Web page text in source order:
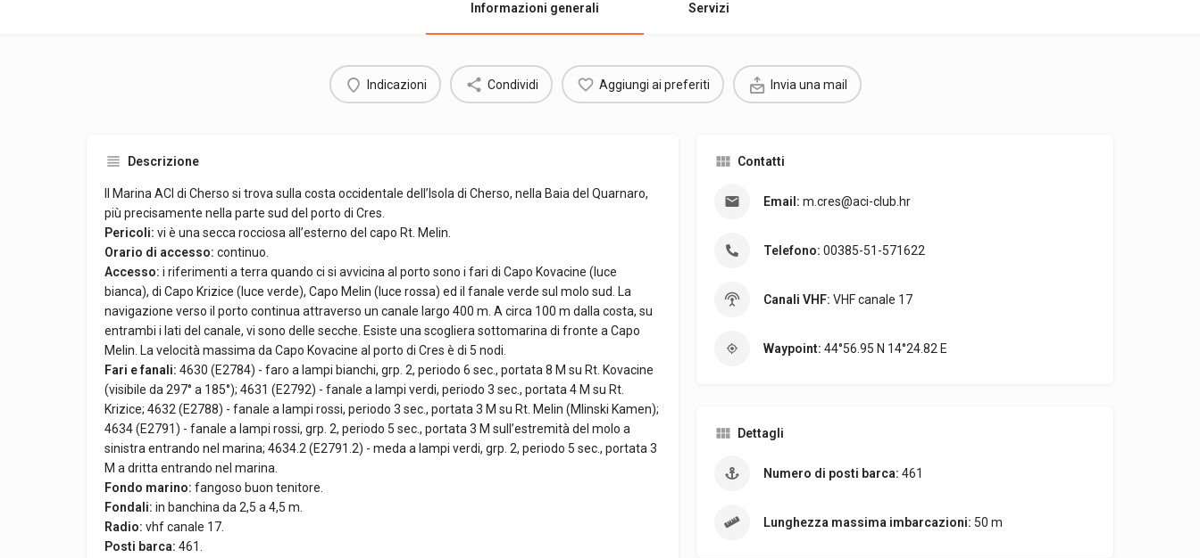
Informazioni generali Servizi
Indicazioni Condividi Aggiungi ai preferiti Invia una mail
Descrizione
Il Marina ACI di Cherso si trova sulla costa occidentale dell’Isola di Cherso, nella Baia del Quarnaro,
più precisamente nella parte sud del porto di Cres.
Pericoli: vi è una secca rocciosa all’esterno del capo Rt. Melin.
Orario di accesso: continuo.
Accesso: i riferimenti a terra quando ci si avvicina al porto sono i fari di Capo Kovacine (luce
bianca), di Capo Krizice (luce verde), Capo Melin (luce rossa) ed il fanale verde sul molo sud. La
navigazione verso il porto continua attraverso un canale largo 400 m. A circa 100 m dalla costa, su
entrambi i lati del canale, vi sono delle secche. Esiste una scogliera sottomarina di fronte a Capo
Melin. La velocità massima da Capo Kovacine al porto di Cres è di 5 nodi.
Fari e fanali: 4630 (E2784) - faro a lampi bianchi, grp. 2, periodo 6 sec., portata 8 M su Rt. Kovacine
(visibile da 297° a 185°); 4631 (E2792) - fanale a lampi verdi, periodo 3 sec., portata 4 M su Rt.
Krizice; 4632 (E2788) - fanale a lampi rossi, periodo 3 sec., portata 3 M su Rt. Melin (Mlinski Kamen);
4634 (E2791) - fanale a lampi rossi, grp. 2, periodo 5 sec., portata 3 M sull’estremità del molo a
sinistra entrando nel marina; 4634.2 (E2791.2) - meda a lampi verdi, grp. 2, periodo 5 sec., portata 3
M a dritta entrando nel marina.
Fondo marino: fangoso buon tenitore.
Fondali: in banchina da 2,5 a 4,5 m.
Radio: vhf canale 17.
Posti barca: 461.
Contatti
Email: m.cres@aci-club.hr
Telefono: 00385-51-571622
Canali VHF: VHF canale 17
Waypoint: 44°56.95 N 14°24.82 E
Dettagli
Numero di posti barca: 461
Lunghezza massima imbarcazioni: 50 m